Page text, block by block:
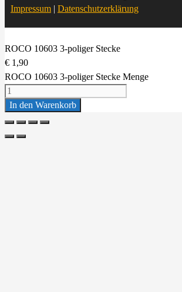
Impressum | Datenschutzerklärung
ROCO 10603 3-poliger Stecke
€ 1,90
ROCO 10603 3-poliger Stecke Menge
In den Warenkorb